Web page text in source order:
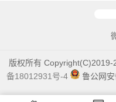
版权所有 Copyright(C)2019-
备18012931号-4
鲁公网安